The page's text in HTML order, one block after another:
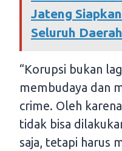
Jateng
Seluruh Daerah
“Korupsi bukan
membudaya dan
crime. Oleh
tidak bisa
saja, tetapi harus